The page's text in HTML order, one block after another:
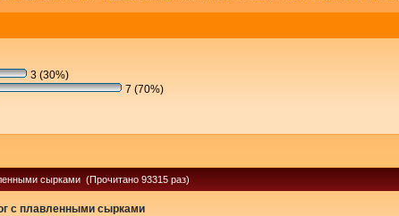
3 (30%)
7 (70%)
сырками (Прочитано 93315 раз)
с плавленными сырками